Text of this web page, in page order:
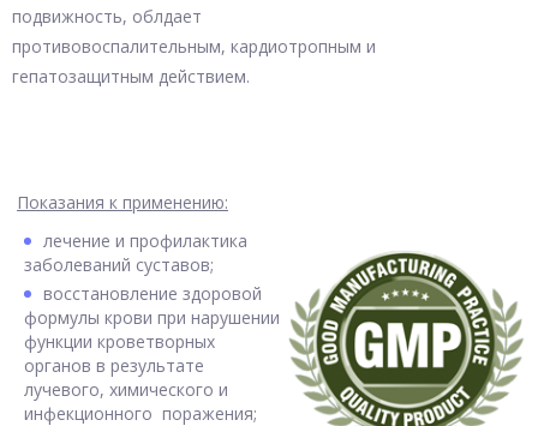
подвижность, облдает
противовоспалительным, кардиотропным и
гепатозащитным действием.
Показания к применению:
лечение и профилактика
заболеваний суставов;
восстановление здоровой
формулы крови при нарушении
функции кроветворных
органов в результате
лучевого, химического и
инфекционного поражения;